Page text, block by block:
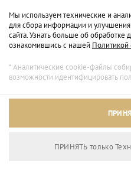
Мы используем технические и
для сбора информации и
сайта. Узнать больше об
ознакомившись с нашей
* Аналитические cookie-файлы
возможности идентифицировать
ПРИНЯТЬ только